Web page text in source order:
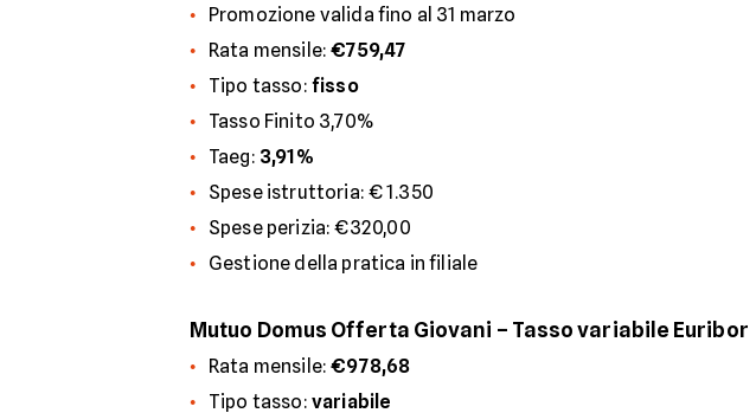
Promozione valida fino al 31 marzo
Rata mensile:€759,47
Tipo tasso: fisso
Tasso Finito 3,70%
Taeg: 3,91%
Spese istruttoria: € 1.350
Spese perizia: €320,00
Gestione della pratica in filiale
Mutuo Domus Offerta Giovani – Tasso variabile Euribor
Rata mensile:€978,68
Tipo tasso: variabile